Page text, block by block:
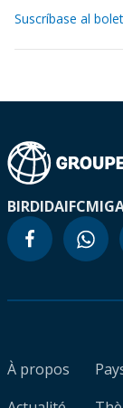
Suscríbase al
BIRDIDAIFC
À propos